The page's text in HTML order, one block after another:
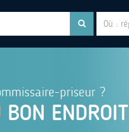
priseur ?
ENDROIT